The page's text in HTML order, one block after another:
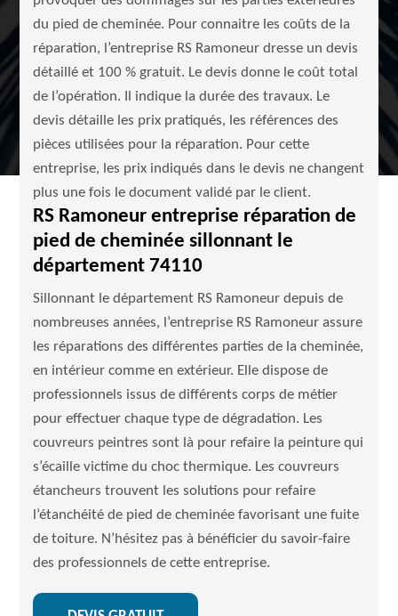
du pied de cheminée. Pour connaitre les coûts de la
réparation, l’entreprise RS Ramoneur dresse un devis
détaillé et 100 % gratuit. Le devis donne le coût total
de l’opération. Il indique la durée des travaux. Le
devis détaille les prix pratiqués, les références des
pièces utilisées pour la réparation. Pour cette
entreprise, les prix indiqués dans le devis ne changent
plus une fois le document validé par le client.
RS Ramoneur entreprise réparation de
pied de cheminée sillonnant le
département 74110
Sillonnant le département RS Ramoneur depuis de
nombreuses années, l’entreprise RS Ramoneur assure
les réparations des différentes parties de la cheminée,
en intérieur comme en extérieur. Elle dispose de
professionnels issus de différents corps de métier
pour effectuer chaque type de dégradation. Les
couvreurs peintres sont là pour refaire la peinture qui
s’écaille victime du choc thermique. Les couvreurs
étancheurs trouvent les solutions pour refaire
l’étanchéité de pied de cheminée favorisant une fuite
de toiture. N’hésitez pas à bénéficier du savoir-faire
des professionnels de cette entreprise.